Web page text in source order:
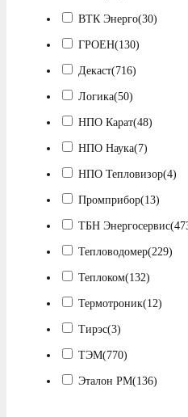
ВТК Энерго(30)
ГРОЕН(130)
Декаст(716)
Логика(50)
НПО Карат(48)
НПО Наука(7)
НПО Тепловизор(4)
Промприбор(13)
ТБН Энергосервис
Тепловодомер(229)
Теплоком(132)
Термотроник(12)
Тирэс(3)
ТЭМ(770)
Эталон РМ(136)